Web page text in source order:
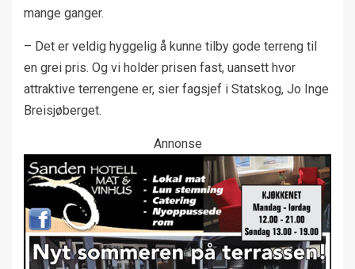
mange ganger.
– Det er veldig hyggelig å kunne tilby gode terreng til
en grei pris. Og vi holder prisen fast, uansett hvor
attraktive terrengene er, sier fagsjef i Statskog, Jo Inge
Breisjøberget.
Annonse